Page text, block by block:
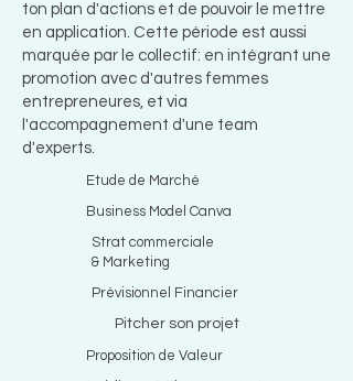
ton plan d'actions et de pouvoir le mettre
en application. Cette période est aussi
marquée par le collectif: en intégrant une
promotion avec d'autres femmes
entrepreneures, et via
l'accompagnement d'une team
d'experts.
Etude de Marché
Business Model Canva
Strat commerciale
& Marketing
Prévisionnel Financier
Pitcher son projet
Proposition de Valeur